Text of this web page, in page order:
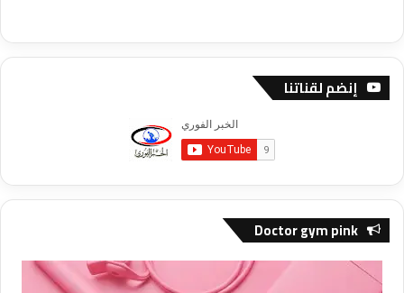
إنضم لقناتنا
Doctor gym pink